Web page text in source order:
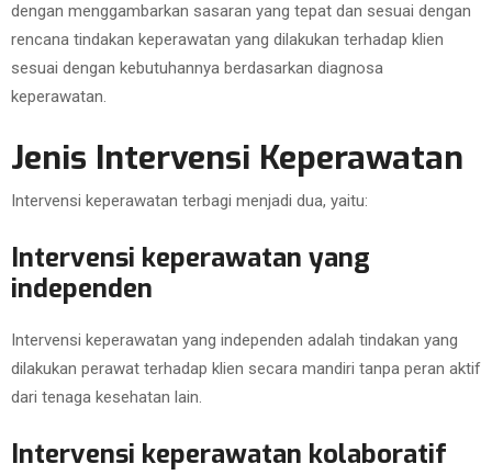
dengan menggambarkan sasaran yang tepat dan sesuai dengan
rencana tindakan keperawatan yang dilakukan terhadap klien
sesuai dengan kebutuhannya berdasarkan diagnosa
keperawatan.
Jenis Intervensi Keperawatan
Intervensi keperawatan terbagi menjadi dua, yaitu:
Intervensi keperawatan yang
independen
Intervensi keperawatan yang independen adalah tindakan yang
dilakukan perawat terhadap klien secara mandiri tanpa peran aktif
dari tenaga kesehatan lain.
Intervensi keperawatan kolaboratif